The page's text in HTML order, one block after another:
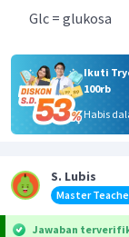
Glc = glukosa
Ikuti
100rb
Habis
S. Lubis
Master
Jawaban